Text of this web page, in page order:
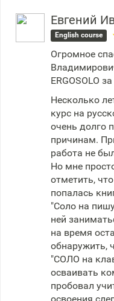
Евгений
English course
Огромное
ERGOSOLO
Несколько
курс на
очень долго
причинам.
работа не
Но мне
отметить,
попалась
"Соло на
ней
на время
обнаружить,
"СОЛО на
осваивать
пробовал